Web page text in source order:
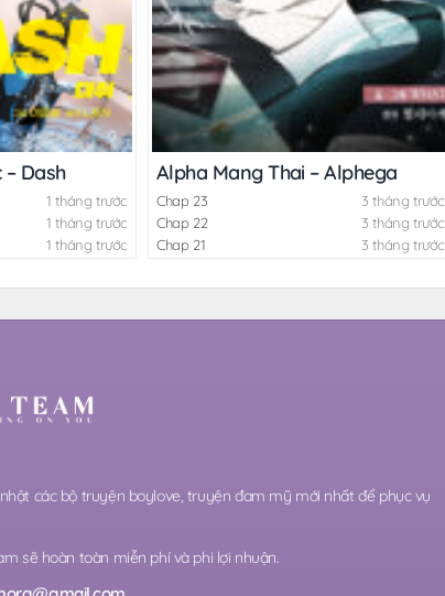
Dash
1 tháng trước
1 tháng trước
1 tháng trước
Alpha Mang Thai – Alphega
Chap 23
3 tháng trước
Chap 22
3 tháng trước
Chap 21
3 tháng trước
các bộ truyện boylove, truyện đam mỹ mới nhất để phục vụ
sẽ hoàn toàn miễn phí và phi lợi nhuận.